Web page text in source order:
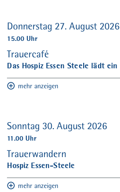
Donnerstag 27. August 2026
15.00 Uhr
Trauercafé
Das Hospiz Essen Steele lädt ein
mehr anzeigen
Sonntag 30. August 2026
11.00 Uhr
Trauerwandern
Hospiz Essen-Steele
mehr anzeigen